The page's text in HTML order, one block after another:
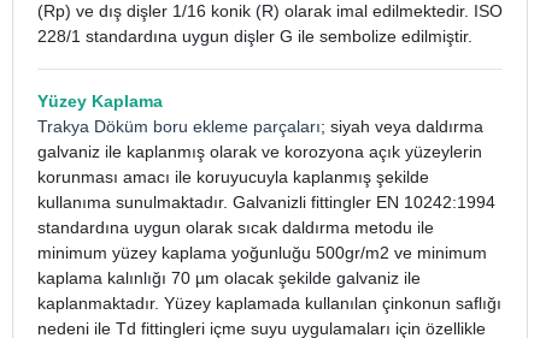
(Rp) ve dış dişler 1/16 konik (R) olarak imal edilmektedir. ISO
228/1 standardına uygun dişler G ile sembolize edilmiştir.
Yüzey Kaplama
Trakya Döküm boru ekleme parçaları; siyah veya daldırma
galvaniz ile kaplanmış olarak ve korozyona açık yüzeylerin
korunması amacı ile koruyucuyla kaplanmış şekilde
kullanıma sunulmaktadır. Galvanizli fittingler EN 10242:1994
standardına uygun olarak sıcak daldırma metodu ile
minimum yüzey kaplama yoğunluğu 500gr/m2 ve minimum
kaplama kalınlığı 70 µm olacak şekilde galvaniz ile
kaplanmaktadır. Yüzey kaplamada kullanılan çinkonun saflığı
nedeni ile Td fittingleri içme suyu uygulamaları için özellikle